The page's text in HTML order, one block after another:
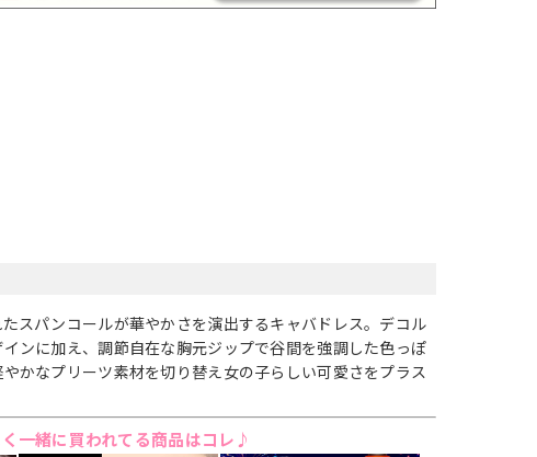
スパンコールが華やかさを演出するキャバドレス。デコル
ンに加え、調節自在な胸元ジップで谷間を強調した色っぽ
かなプリーツ素材を切り替え女の子らしい可愛さをプラス
く一緒に買われてる商品はコレ♪